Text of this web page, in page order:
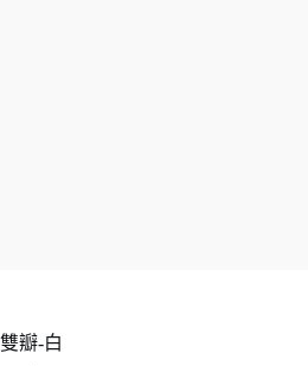
雙瓣-白